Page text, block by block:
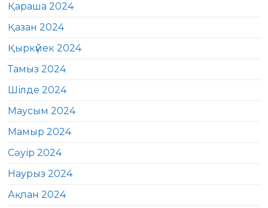
Қараша 2024
Қазан 2024
Қыркүйек 2024
Тамыз 2024
Шілде 2024
Маусым 2024
Мамыр 2024
Сәуір 2024
Наурыз 2024
Ақпан 2024